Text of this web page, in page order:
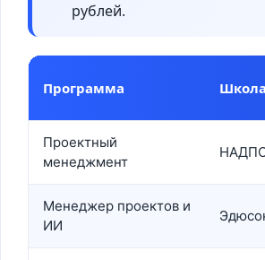
рублей.
Программа Школа
Проектный
менеджмент
Менеджер проектов и
ИИ